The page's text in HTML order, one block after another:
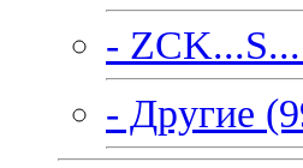
-
- Другие